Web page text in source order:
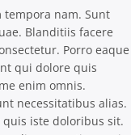
nam. Sunt
Blanditiis facere
Porro eaque
qui dolore quis
enim omnis.
necessitatibus alias.
iste doloribus sit.